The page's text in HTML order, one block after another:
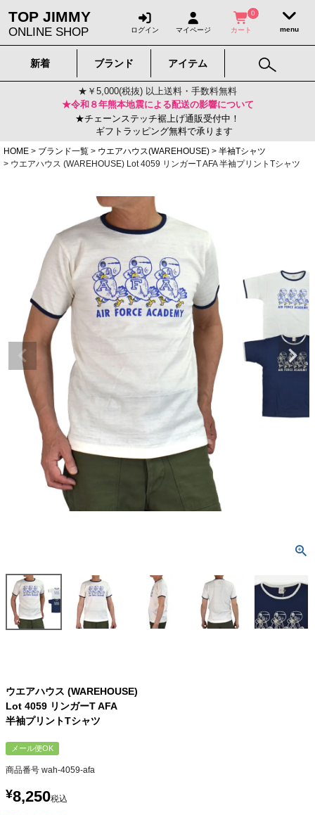
TOP JIMMY
ONLINE SHOP ログイン マイページ
0
カート
新着 ブランド アイテム
★￥5,000(税抜) 以上送料・手数料無料
★令和８年熊本地震による配送の影響について
★チェーンステッチ裾上げ通販受付中！
ギフトラッピング無料で承ります
HOME
ブランド一覧 ウエアハウス(WAREHOUSE)
半袖Tシャツ
ウエアハウス (WAREHOUSE) Lot 4059 リンガーT AFA 半袖プリントTシャツ
ウエアハウス (WAREHOUSE)
Lot 4059 リンガーT AFA
半袖プリントTシャツ
メール便OK
商品番号 wah-4059-afa
¥8,250税込